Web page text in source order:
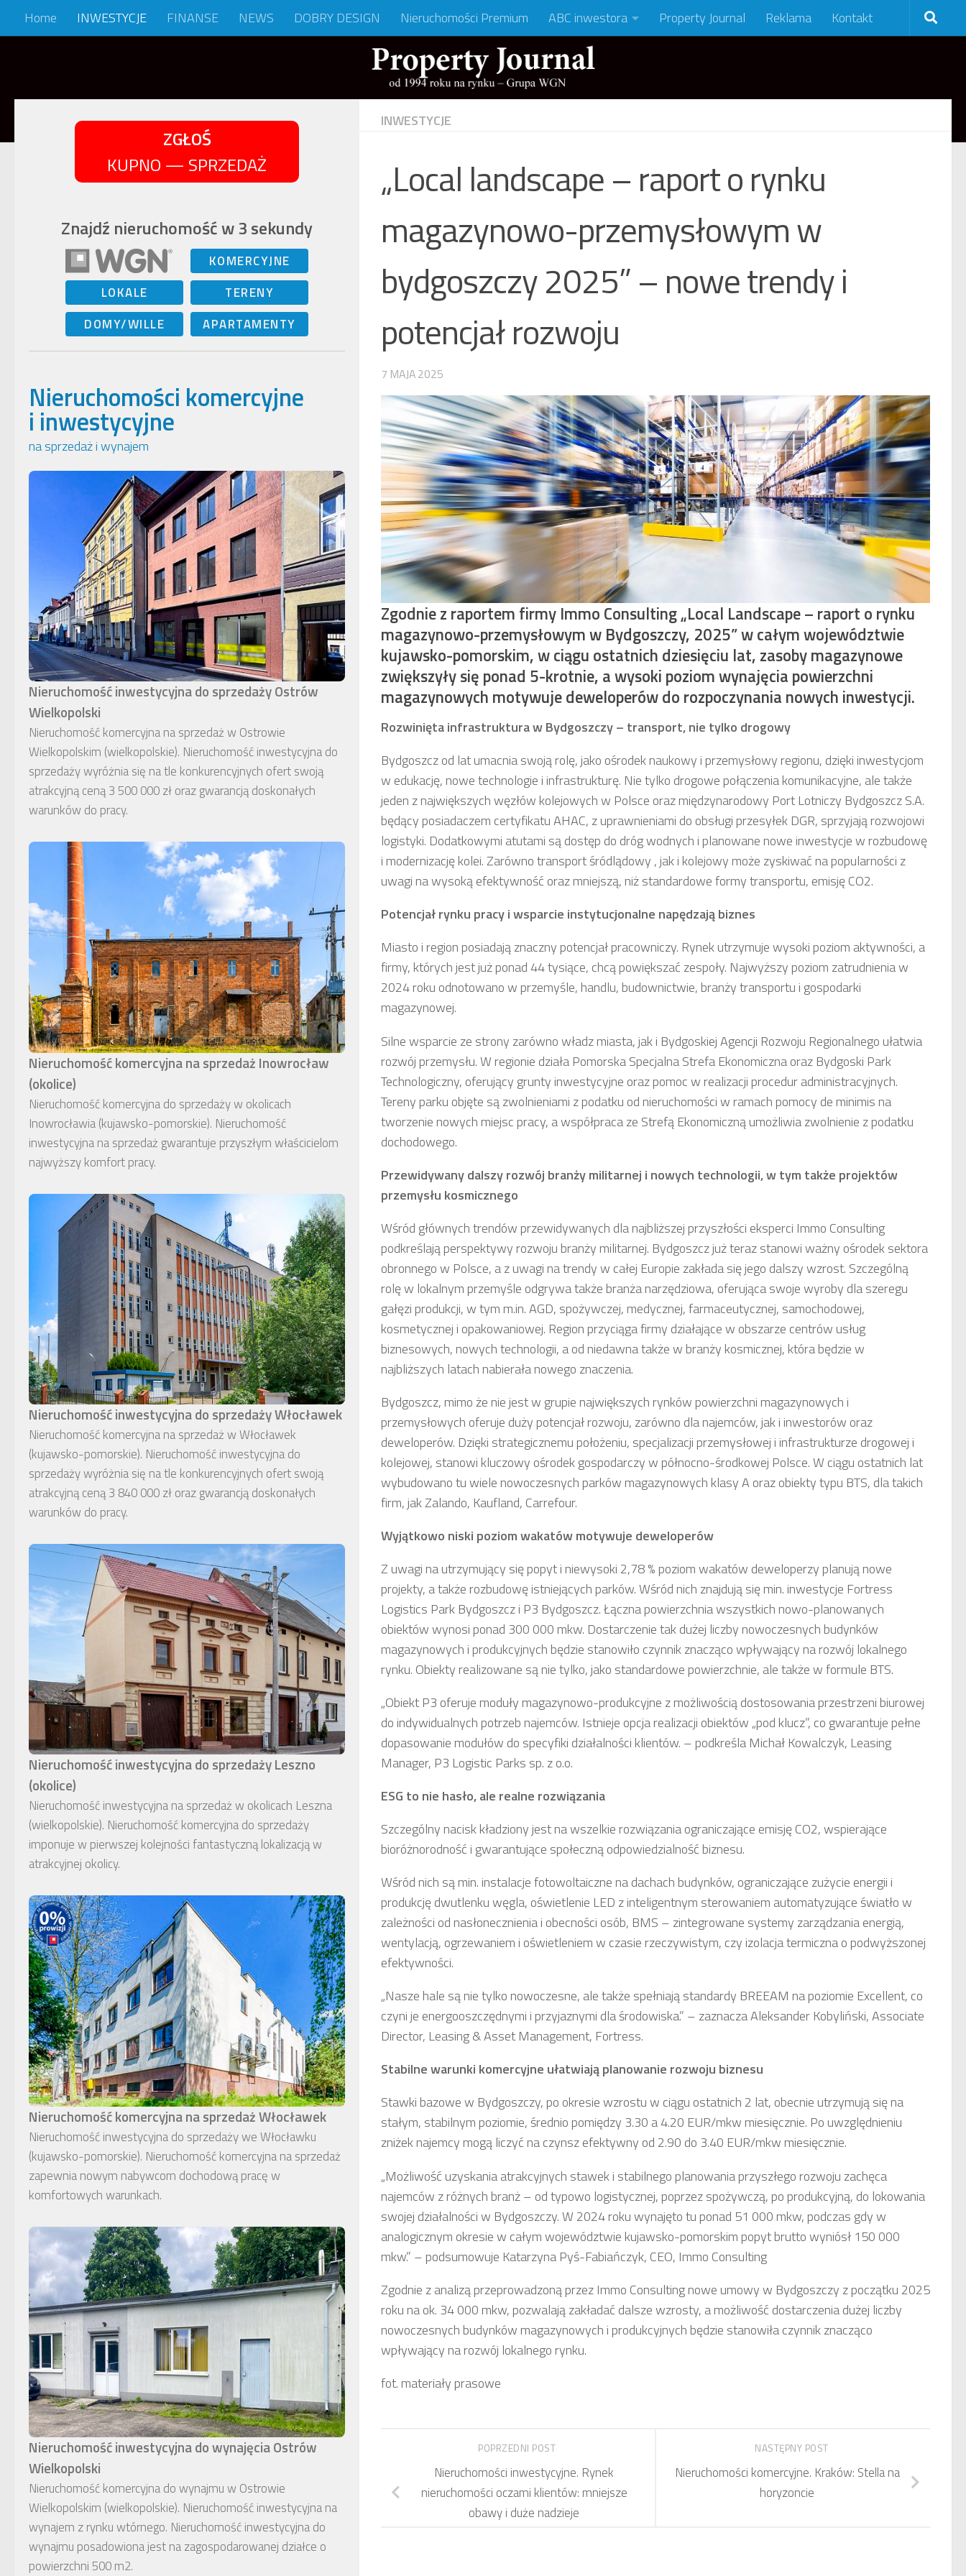
Skip to content
Home INWESTYCJE FINANSE NEWS DOBRY DESIGN Nieruchomości Premium ABC inwestora Property Journal Reklama Kontakt
INWESTYCJE
„Local landscape – raport o rynku
magazynowo-przemysłowym w
bydgoszczy 2025” – nowe trendy i
potencjał rozwoju
7 MAJA 2025
Zgodnie z raportem firmy Immo Consulting „Local Landscape – raport o rynku
magazynowo-przemysłowym w Bydgoszczy, 2025” w całym województwie
kujawsko-pomorskim, w ciągu ostatnich dziesięciu lat, zasoby magazynowe
zwiększyły się ponad 5-krotnie, a wysoki poziom wynajęcia powierzchni
magazynowych motywuje deweloperów do rozpoczynania nowych inwestycji.
Rozwinięta infrastruktura w Bydgoszczy – transport, nie tylko drogowy
Bydgoszcz od lat umacnia swoją rolę, jako ośrodek naukowy i przemysłowy regionu, dzięki inwestycjom
w edukację, nowe technologie i infrastrukturę. Nie tylko drogowe połączenia komunikacyjne, ale także
jeden z największych węzłów kolejowych w Polsce oraz międzynarodowy Port Lotniczy Bydgoszcz S.A.
będący posiadaczem certyfikatu AHAC, z uprawnieniami do obsługi przesyłek DGR, sprzyjają rozwojowi
logistyki. Dodatkowymi atutami są dostęp do dróg wodnych i planowane nowe inwestycje w rozbudowę
i modernizację kolei. Zarówno transport śródlądowy , jak i kolejowy może zyskiwać na popularności z
uwagi na wysoką efektywność oraz mniejszą, niż standardowe formy transportu, emisję CO2.
Potencjał rynku pracy i wsparcie instytucjonalne napędzają biznes
Miasto i region posiadają znaczny potencjał pracowniczy. Rynek utrzymuje wysoki poziom aktywności, a
firmy, których jest już ponad 44 tysiące, chcą powiększać zespoły. Najwyższy poziom zatrudnienia w
2024 roku odnotowano w przemyśle, handlu, budownictwie, branży transportu i gospodarki
magazynowej.
Silne wsparcie ze strony zarówno władz miasta, jak i Bydgoskiej Agencji Rozwoju Regionalnego ułatwia
rozwój przemysłu. W regionie działa Pomorska Specjalna Strefa Ekonomiczna oraz Bydgoski Park
Technologiczny, oferujący grunty inwestycyjne oraz pomoc w realizacji procedur administracyjnych.
Tereny parku objęte są zwolnieniami z podatku od nieruchomości w ramach pomocy de minimis na
tworzenie nowych miejsc pracy, a współpraca ze Strefą Ekonomiczną umożliwia zwolnienie z podatku
dochodowego.
Przewidywany dalszy rozwój branży militarnej i nowych technologii, w tym także projektów
przemysłu kosmicznego
Wśród głównych trendów przewidywanych dla najbliższej przyszłości eksperci Immo Consulting
podkreślają perspektywy rozwoju branży militarnej. Bydgoszcz już teraz stanowi ważny ośrodek sektora
obronnego w Polsce, a z uwagi na trendy w całej Europie zakłada się jego dalszy wzrost. Szczególną
rolę w lokalnym przemyśle odgrywa także branża narzędziowa, oferująca swoje wyroby dla szeregu
gałęzi produkcji, w tym m.in. AGD, spożywczej, medycznej, farmaceutycznej, samochodowej,
kosmetycznej i opakowaniowej. Region przyciąga firmy działające w obszarze centrów usług
biznesowych, nowych technologii, a od niedawna także w branży kosmicznej, która będzie w
najbliższych latach nabierała nowego znaczenia.
Bydgoszcz, mimo że nie jest w grupie największych rynków powierzchni magazynowych i
przemysłowych oferuje duży potencjał rozwoju, zarówno dla najemców, jak i inwestorów oraz
deweloperów. Dzięki strategicznemu położeniu, specjalizacji przemysłowej i infrastrukturze drogowej i
kolejowej, stanowi kluczowy ośrodek gospodarczy w północno-środkowej Polsce. W ciągu ostatnich lat
wybudowano tu wiele nowoczesnych parków magazynowych klasy A oraz obiekty typu BTS, dla takich
firm, jak Zalando, Kaufland, Carrefour.
Wyjątkowo niski poziom wakatów motywuje deweloperów
Z uwagi na utrzymujący się popyt i niewysoki 2,78 % poziom wakatów deweloperzy planują nowe
projekty, a także rozbudowę istniejących parków. Wśród nich znajdują się min. inwestycje Fortress
Logistics Park Bydgoszcz i P3 Bydgoszcz. Łączna powierzchnia wszystkich nowo-planowanych
obiektów wynosi ponad 300 000 mkw. Dostarczenie tak dużej liczby nowoczesnych budynków
magazynowych i produkcyjnych będzie stanowiło czynnik znacząco wpływający na rozwój lokalnego
rynku. Obiekty realizowane są nie tylko, jako standardowe powierzchnie, ale także w formule BTS.
„Obiekt P3 oferuje moduły magazynowo-produkcyjne z możliwością dostosowania przestrzeni biurowej
do indywidualnych potrzeb najemców. Istnieje opcja realizacji obiektów „pod klucz”, co gwarantuje pełne
dopasowanie modułów do specyfiki działalności klientów. – podkreśla Michał Kowalczyk, Leasing
Manager, P3 Logistic Parks sp. z o.o.
ESG to nie hasło, ale realne rozwiązania
Szczególny nacisk kładziony jest na wszelkie rozwiązania ograniczające emisję CO2, wspierające
bioróżnorodność i gwarantujące społeczną odpowiedzialność biznesu.
Wśród nich są min. instalacje fotowoltaiczne na dachach budynków, ograniczające zużycie energii i
produkcję dwutlenku węgla, oświetlenie LED z inteligentnym sterowaniem automatyzujące światło w
zależności od nasłonecznienia i obecności osób, BMS – zintegrowane systemy zarządzania energią,
wentylacją, ogrzewaniem i oświetleniem w czasie rzeczywistym, czy izolacja termiczna o podwyższonej
efektywności.
„Nasze hale są nie tylko nowoczesne, ale także spełniają standardy BREEAM na poziomie Excellent, co
czyni je energooszczędnymi i przyjaznymi dla środowiska.” – zaznacza Aleksander Kobyliński, Associate
Director, Leasing & Asset Management, Fortress.
Stabilne warunki komercyjne ułatwiają planowanie rozwoju biznesu
Stawki bazowe w Bydgoszczy, po okresie wzrostu w ciągu ostatnich 2 lat, obecnie utrzymują się na
stałym, stabilnym poziomie, średnio pomiędzy 3.30 a 4.20 EUR/mkw miesięcznie. Po uwzględnieniu
zniżek najemcy mogą liczyć na czynsz efektywny od 2.90 do 3.40 EUR/mkw miesięcznie.
„Możliwość uzyskania atrakcyjnych stawek i stabilnego planowania przyszłego rozwoju zachęca
najemców z różnych branż – od typowo logistycznej, poprzez spożywczą, po produkcyjną, do lokowania
swojej działalności w Bydgoszczy. W 2024 roku wynajęto tu ponad 51 000 mkw, podczas gdy w
analogicznym okresie w całym województwie kujawsko-pomorskim popyt brutto wyniósł 150 000
mkw.” – podsumowuje Katarzyna Pyś-Fabiańczyk, CEO, Immo Consulting
Zgodnie z analizą przeprowadzoną przez Immo Consulting nowe umowy w Bydgoszczy z początku 2025
roku na ok. 34 000 mkw, pozwalają zakładać dalsze wzrosty, a możliwość dostarczenia dużej liczby
nowoczesnych budynków magazynowych i produkcyjnych będzie stanowiła czynnik znacząco
wpływający na rozwój lokalnego rynku.
fot. materiały prasowe
NASTĘPNY POST
Nieruchomości komercyjne. Kraków: Stella na
horyzoncie
POPRZEDNI POST
Nieruchomości inwestycyjne. Rynek
nieruchomości oczami klientów: mniejsze
obawy i duże nadzieje
ZGŁOŚ
KUPNO — SPRZEDAŻ
Znajdź nieruchomość w 3 sekundy
KOMERCYJNE
LOKALE
TERENY
DOMY/WILLE
APARTAMENTY
Nieruchomości komercyjne
i inwestycyjne
na sprzedaż i wynajem
Nieruchomość inwestycyjna do sprzedaży Ostrów
Wielkopolski
Nieruchomość komercyjna na sprzedaż w Ostrowie
Wielkopolskim (wielkopolskie). Nieruchomość inwestycyjna do
sprzedaży wyróżnia się na tle konkurencyjnych ofert swoją
atrakcyjną ceną 3 500 000 zł oraz gwarancją doskonałych
warunków do pracy.
Nieruchomość komercyjna na sprzedaż Inowrocław
(okolice)
Nieruchomość komercyjna do sprzedaży w okolicach
Inowrocławia (kujawsko-pomorskie). Nieruchomość
inwestycyjna na sprzedaż gwarantuje przyszłym właścicielom
najwyższy komfort pracy.
Nieruchomość inwestycyjna do sprzedaży Włocławek
Nieruchomość komercyjna na sprzedaż w Włocławek
(kujawsko-pomorskie). Nieruchomość inwestycyjna do
sprzedaży wyróżnia się na tle konkurencyjnych ofert swoją
atrakcyjną ceną 3 840 000 zł oraz gwarancją doskonałych
warunków do pracy.
Nieruchomość inwestycyjna do sprzedaży Leszno
(okolice)
Nieruchomość inwestycyjna na sprzedaż w okolicach Leszna
(wielkopolskie). Nieruchomość komercyjna do sprzedaży
imponuje w pierwszej kolejności fantastyczną lokalizacją w
atrakcyjnej okolicy.
Nieruchomość komercyjna na sprzedaż Włocławek
Nieruchomość inwestycyjna do sprzedaży we Włocławku
(kujawsko-pomorskie). Nieruchomość komercyjna na sprzedaż
zapewnia nowym nabywcom dochodową pracę w
komfortowych warunkach.
Nieruchomość inwestycyjna do wynajęcia Ostrów
Wielkopolski
Nieruchomość komercyjna do wynajmu w Ostrowie
Wielkopolskim (wielkopolskie). Nieruchomość inwestycyjna na
wynajem z rynku wtórnego. Nieruchomość inwestycyjna do
wynajmu posadowiona jest na zagospodarowanej działce o
powierzchni 500 m2.